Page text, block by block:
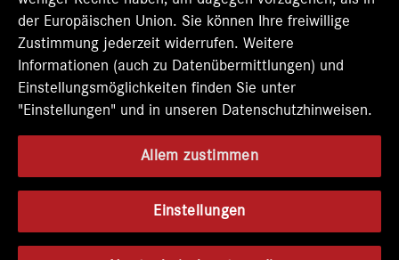
ö
f
f
n
e
t
.
e
ö
f
f
n
e
.
ö
f
f
n
e
t
.
ö
f
f
n
t
.
ö
f
n
.
der Europäischen Union. Sie können Ihre freiwillige
Zustimmung jederzeit widerrufen. Weitere
Informationen (auch zu Datenübermittlungen) und
Einstellungsmöglichkeiten finden Sie unter
"Einstellungen" und in unseren Datenschutzhinweisen.
Allem zustimmen
Einstellungen